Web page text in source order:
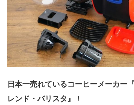
日本一売れているコーヒーメーカー
レンド・バリスタ』
！